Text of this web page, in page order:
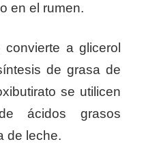
en el rumen.
a glicerol
de grasa de
se utilicen
ácidos grasos
de leche.